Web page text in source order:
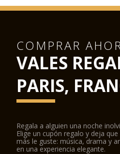
COMPRAR
VALES
PARIS,
Regala a alguien una noche
Elige un cupón regalo y deja
más le guste: música, drama y
en una experiencia elegante.